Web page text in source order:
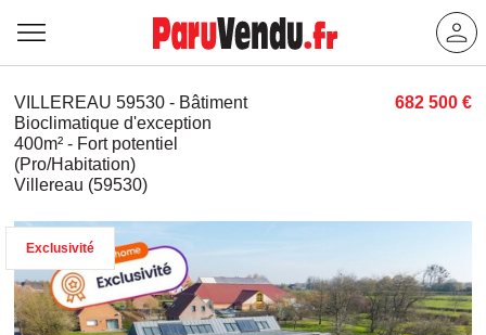
VILLEREAU 59530 - Bâtiment
Bioclimatique d'exception
400m² - Fort potentiel
(Pro/Habitation)
Villereau (59530)
682 500 €
Exclusivité